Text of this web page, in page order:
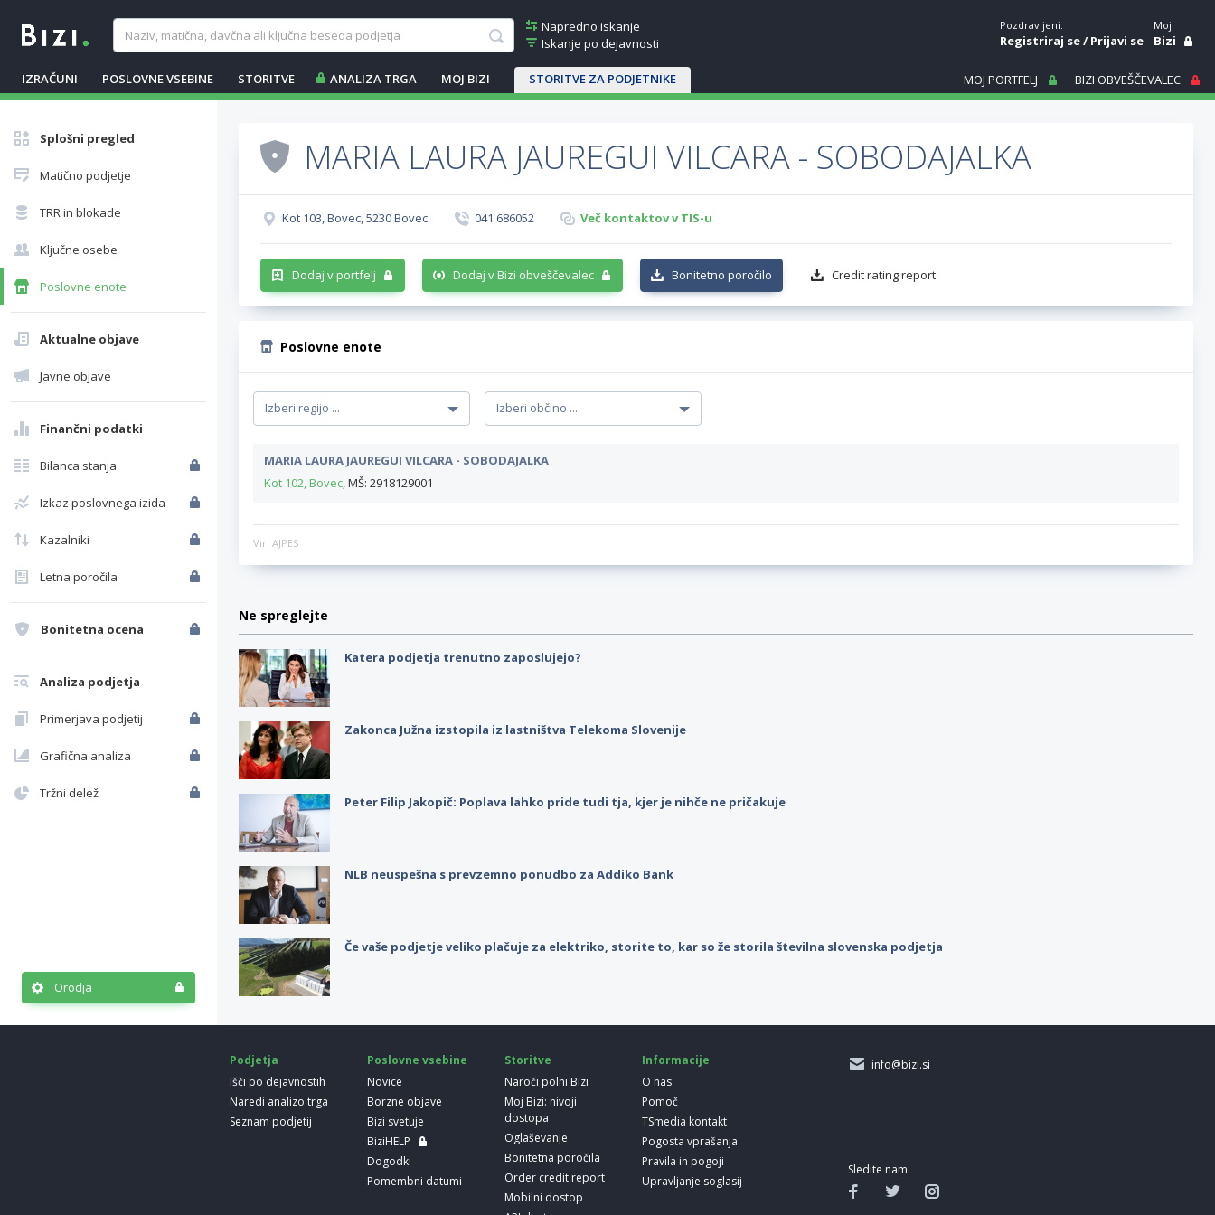
Napredno iskanje
Iskanje po dejavnosti
IZRAČUNI POSLOVNE VSEBINE STORITVE ANALIZA TRGA MOJ BIZI STORITVE ZA PODJETNIKE
Pozdravljeni.
Registriraj se/Prijavi se
Moj
Bizi
MOJ PORTFELJ BIZI OBVEŠČEVALEC
Splošni pregled
Matično podjetje
TRR in blokade
Ključne osebe
Poslovne enote
Aktualne objave
Javne objave
Finančni podatki
Bilanca stanja
Izkaz poslovnega izida
Kazalniki
Letna poročila
Bonitetna ocena
Analiza podjetja
Primerjava podjetij
Grafična analiza
Tržni delež
Orodja
MARIA LAURA JAUREGUI VILCARA - SOBODAJALKA
Kot 103, Bovec, 5230 Bovec 041 686052 Več kontaktov v TIS-u
Dodaj v portfelj Dodaj v Bizi obveščevalec Bonitetno poročilo Credit rating report
Poslovne enote
MARIA LAURA JAUREGUI VILCARA - SOBODAJALKA
Kot 102, Bovec , MŠ: 2918129001
Vir: AJPES
Ne spreglejte
Katera podjetja trenutno zaposlujejo?
Zakonca Južna izstopila iz lastništva Telekoma Slovenije
Peter Filip Jakopič: Poplava lahko pride tudi tja, kjer je nihče ne pričakuje
NLB neuspešna s prevzemno ponudbo za Addiko Bank
Če vaše podjetje veliko plačuje za elektriko, storite to, kar so že storila številna slovenska podjetja
Podjetja
Išči po dejavnostih
Naredi analizo trga
Seznam podjetij
Poslovne vsebine
Novice
Borzne objave
Bizi svetuje
BiziHELP
Dogodki
Pomembni datumi
Storitve
Naroči polni Bizi
Moj Bizi: nivoji
dostopa
Oglaševanje
Bonitetna poročila
Order credit report
Mobilni dostop
Informacije
O nas
Pomoč
TSmedia kontakt
Pogosta vprašanja
Pravila in pogoji
Upravljanje soglasij
info@bizi.si
Sledite nam: